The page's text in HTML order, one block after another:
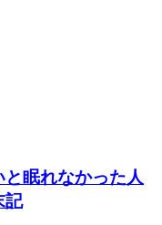
眠れなかった人
記